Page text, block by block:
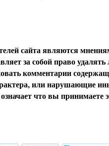
сайта являются
за собой право
комментарии
или нарушающие
что вы принимаете